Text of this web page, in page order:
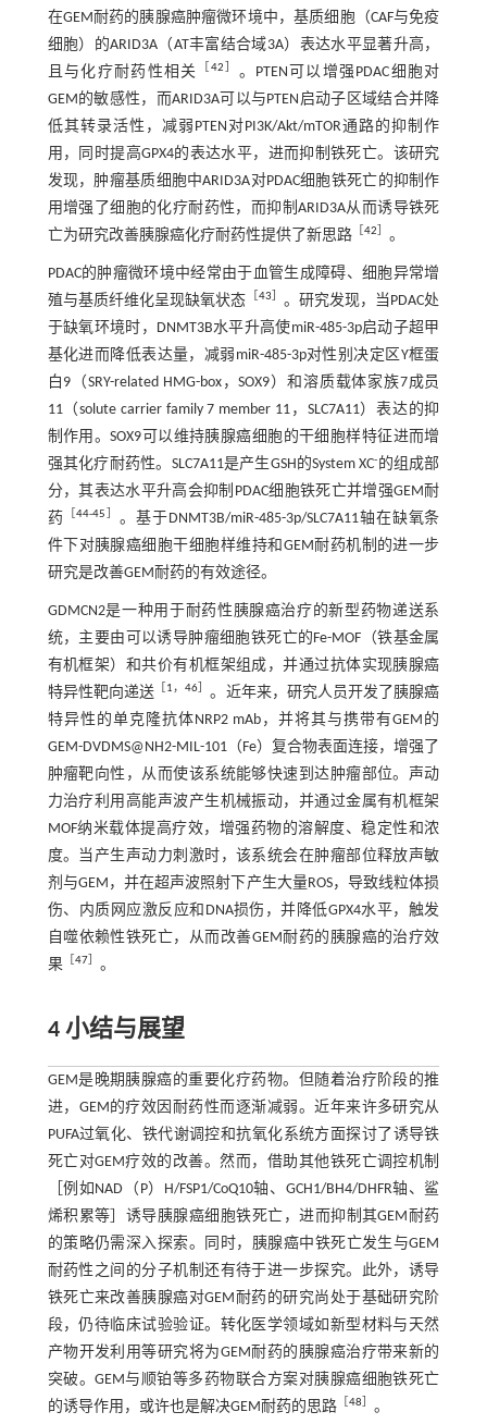
在GEM耐药的胰腺癌肿瘤微环境中，基质细胞（CAF与免疫
细胞）的ARID3A（AT丰富结合域3A）表达水平显著升高，
且与化疗耐药性相关
42
。PTEN可以增强PDAC细胞对
GEM的敏感性，而ARID3A可以与PTEN启动子区域结合并降
低其转录活性，减弱PTEN对PI3K/Akt/mTOR通路的抑制作
用，同时提高GPX4的表达水平，进而抑制铁死亡。该研究
发现，肿瘤基质细胞中ARID3A对PDAC细胞铁死亡的抑制作
用增强了细胞的化疗耐药性，而抑制ARID3A从而诱导铁死
亡为研究改善胰腺癌化疗耐药性提供了新思路
42 。
PDAC的肿瘤微环境中经常由于血管生成障碍、细胞异常增
殖与基质纤维化呈现缺氧状态
43
。研究发现，当PDAC处
于缺氧环境时，DNMT3B水平升高使miR-485-3p启动子超甲
基化进而降低表达量，减弱miR-485-3p对性别决定区Y框蛋
白9（SRY-related HMG-box，SOX9）和溶质载体家族7成员
11（solute carrier family 7 member 11，SLC7A11）表达的抑
制作用。SOX9可以维持胰腺癌细胞的干细胞样特征进而增
强其化疗耐药性。SLC7A11是产生GSH的System XC- 的组成部
分，其表达水平升高会抑制PDAC细胞铁死亡并增强GEM耐
药
［44-45
。基于DNMT3B/miR-485-3p/SLC7A11轴在缺氧条
件下对胰腺癌细胞干细胞样维持和GEM耐药机制的进一步
研究是改善GEM耐药的有效途径。
GDMCN2是一种用于耐药性胰腺癌治疗的新型药物递送系
统，主要由可以诱导肿瘤细胞铁死亡的Fe-MOF（铁基金属
有机框架）和共价有机框架组成，并通过抗体实现胰腺癌
特异性靶向递送
1，46
。近年来，研究人员开发了胰腺癌
特异性的单克隆抗体NRP2 mAb，并将其与携带有GEM的
GEM-DVDMS@NH2-MIL-101（Fe）复合物表面连接，增强了
肿瘤靶向性，从而使该系统能够快速到达肿瘤部位。声动
力治疗利用高能声波产生机械振动，并通过金属有机框架
MOF纳米载体提高疗效，增强药物的溶解度、稳定性和浓
度。当产生声动力刺激时，该系统会在肿瘤部位释放声敏
剂与GEM，并在超声波照射下产生大量ROS，导致线粒体损
伤、内质网应激反应和DNA损伤，并降低GPX4水平，触发
自噬依赖性铁死亡，从而改善GEM耐药的胰腺癌的治疗效
果
47］ 。
4 小结与展望
GEM是晚期胰腺癌的重要化疗药物。但随着治疗阶段的推
进，GEM的疗效因耐药性而逐渐减弱。近年来许多研究从
PUFA过氧化、铁代谢调控和抗氧化系统方面探讨了诱导铁
死亡对GEM疗效的改善。然而，借助其他铁死亡调控机制
［例如NAD（P）H/FSP1/CoQ10轴、GCH1/BH4/DHFR轴、鲨
烯积累等］诱导胰腺癌细胞铁死亡，进而抑制其GEM耐药
的策略仍需深入探索。同时，胰腺癌中铁死亡发生与GEM
耐药性之间的分子机制还有待于进一步探究。此外，诱导
铁死亡来改善胰腺癌对GEM耐药的研究尚处于基础研究阶
段，仍待临床试验验证。转化医学领域如新型材料与天然
产物开发利用等研究将为GEM耐药的胰腺癌治疗带来新的
突破。GEM与顺铂等多药物联合方案对胰腺癌细胞铁死亡
的诱导作用，或许也是解决GEM耐药的思路
48 。